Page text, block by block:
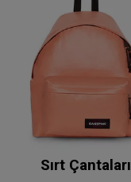
Sırt Çantaları